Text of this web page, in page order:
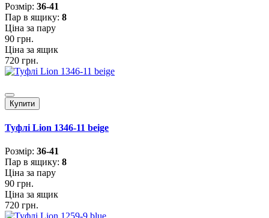
Розмiр: 36-41
Пар в ящику: 8
Ціна за пару
90 грн.
Ціна за ящик
720 грн.
Купити
Туфлі Lion 1346-11 beige
Розмiр: 36-41
Пар в ящику: 8
Ціна за пару
90 грн.
Ціна за ящик
720 грн.